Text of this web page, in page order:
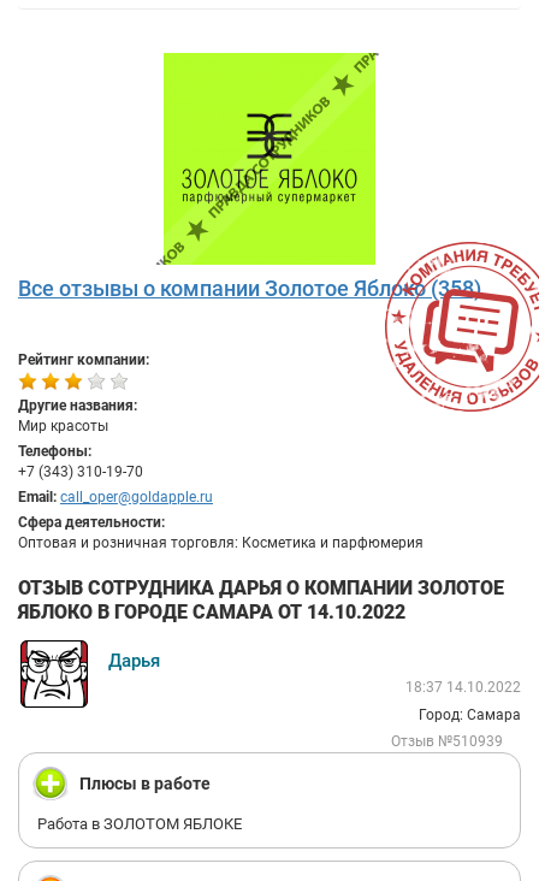
Все отзывы о компании Золотое Яблоко (358)
Рейтинг компании:
Другие названия:
Мир красоты
Телефоны:
+7 (343) 310-19-70
Email: call_oper@goldapple.ru
Сфера деятельности:
Оптовая и розничная торговля: Косметика и парфюмерия
ОТЗЫВ СОТРУДНИКА ДАРЬЯ О КОМПАНИИ ЗОЛОТОЕ
ЯБЛОКО В ГОРОДЕ САМАРА ОТ 14.10.2022
Дарья
18:37 14.10.2022
Город: Самара
Отзыв №510939
Плюсы в работе
Работа в ЗОЛОТОМ ЯБЛОКЕ